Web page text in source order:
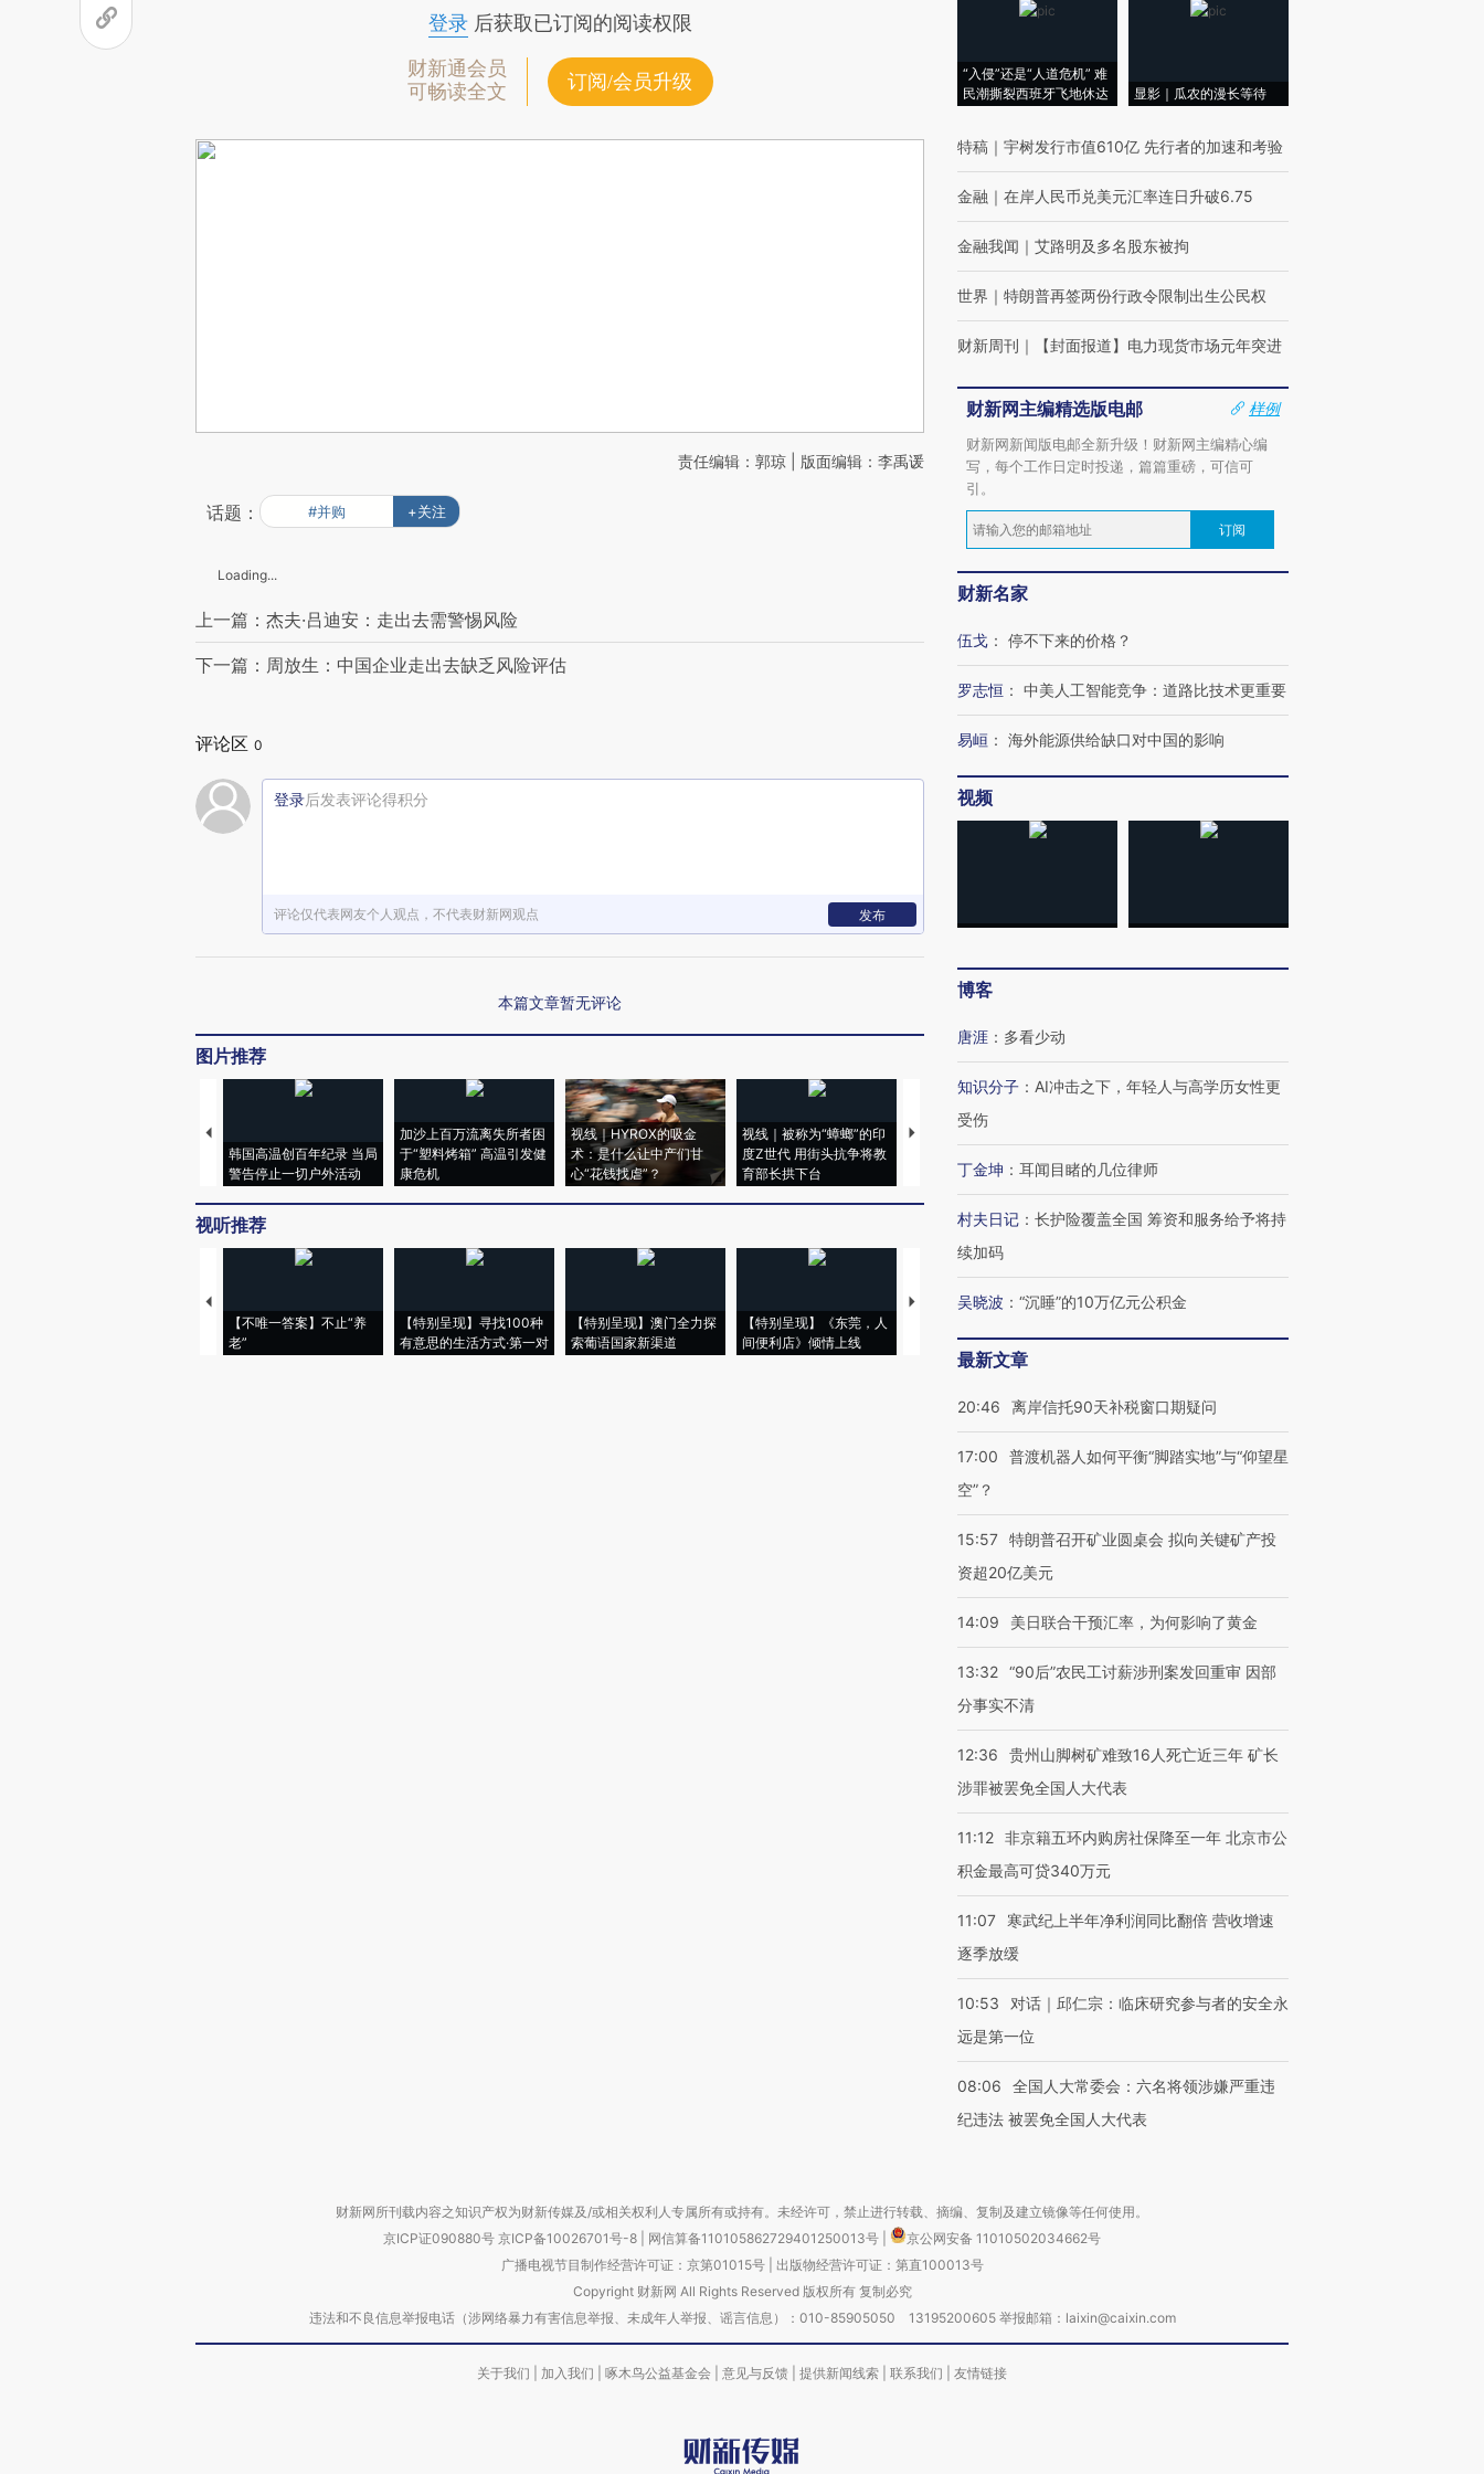
登录后获取已订阅的阅读权限
财新通会员
可畅读全文
订阅/会员升级
责任编辑：郭琼 | 版面编辑：李禹谖
话题： #并购 +关注
Loading...
上一篇：杰夫·吕迪安：走出去需警惕风险
下一篇：周放生：中国企业走出去缺乏风险评估
评论区 0
登录后发表评论得积分
评论仅代表网友个人观点，不代表财新网观点 发布
本篇文章暂无评论
图片推荐
韩国高温创百年纪录 当局
警告停止一切户外活动
加沙上百万流离失所者困
于“塑料烤箱” 高温引发健
康危机
视线｜HYROX的吸金
术：是什么让中产们甘
心“花钱找虐”？
视线｜被称为“蟑螂”的印
度Z世代 用街头抗争将教
育部长拱下台
视线｜“入侵”还是“人道危
飞地休达
4000人
视听推荐
【不唯一答案】不止“养
老”
【特别呈现】寻找100种
有意思的生活方式·第一对
【特别呈现】澳门全力探
索葡语国家新渠道
【特别呈现】《东莞，人
间便利店》倾情上线
【推广】走进第四届链博
有意思的生活方式·第三对
住三大增长引擎是什么？
“入侵”还是“人道危机” 难
民潮撕裂西班牙飞地休达
显影｜瓜农的漫长等待
特稿 ｜ 宇树发行市值610亿 先行者的加速和考验
金融 ｜ 在岸人民币兑美元汇率连日升破6.75
金融我闻 ｜ 艾路明及多名股东被拘
世界 ｜ 特朗普再签两份行政令限制出生公民权
财新周刊 ｜ 【封面报道】电力现货市场元年突进
财新网主编精选版电邮
样例
财新网新闻版电邮全新升级！财新网主编精心编
写，每个工作日定时投递，篇篇重磅，可信可
引。
订阅
财新名家
伍戈 ： 停不下来的价格？
罗志恒 ： 中美人工智能竞争：道路比技术更重要
易峘 ： 海外能源供给缺口对中国的影响
视频
博客
唐涯 ： 多看少动
知识分子 ： AI冲击之下，年轻人与高学历女性更
受伤
丁金坤 ： 耳闻目睹的几位律师
村夫日记 ： 长护险覆盖全国 筹资和服务给予将持
续加码
吴晓波 ： “沉睡”的10万亿元公积金
最新文章
20:46 离岸信托90天补税窗口期疑问
17:00
普渡机器人如何平衡“脚踏实地”与“仰望星
空”？
15:57 特朗普召开矿业圆桌会 拟向关键矿产投
资超20亿美元
14:09 美日联合干预汇率，为何影响了黄金
13:32 “90后”农民工讨薪涉刑案发回重审 因部
分事实不清
12:36
贵州山脚树矿难致16人死亡近三年 矿长
涉罪被罢免全国人大代表
11:12 非京籍五环内购房社保降至一年 北京市公
积金最高可贷340万元
11:07
寒武纪上半年净利润同比翻倍 营收增速
逐季放缓
10:53
对话｜邱仁宗：临床研究参与者的安全永
远是第一位
08:06
全国人大常委会：六名将领涉嫌严重违
纪违法 被罢免全国人大代表
财新网所刊载内容之知识产权为财新传媒及/或相关权利人专属所有或持有。未经许可，禁止进行转载、摘编、复制及建立镜像等任何使用。
京ICP证090880号 京ICP备10026701号-8 网信算备110105862729401250013号
京公网安备 11010502034662号
广播电视节目制作经营许可证：京第01015号| 出版物经营许可证：第直100013号
Copyright 财新网 All Rights Reserved 版权所有 复制必究
违法和不良信息举报电话（涉网络暴力有害信息举报、未成年人举报、谣言信息）：010-85905050 13195200605 举报邮箱：laixin@caixin.com
关于我们 加入我们 啄木鸟公益基金会 意见与反馈 提供新闻线索 联系我们 友情链接